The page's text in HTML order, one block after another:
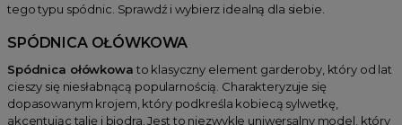
tego typu spódnic. Sprawdź i wybierz idealną dla siebie.
SPÓDNICA OŁÓWKOWA
Spódnica ołówkowa to klasyczny element garderoby, który od lat
cieszy się niesłabnącą popularnością. Charakteryzuje się
dopasowanym krojem, który podkreśla kobiecą sylwetkę,
akcentując talię i biodra. Jest to niezwykle uniwersalny model, który